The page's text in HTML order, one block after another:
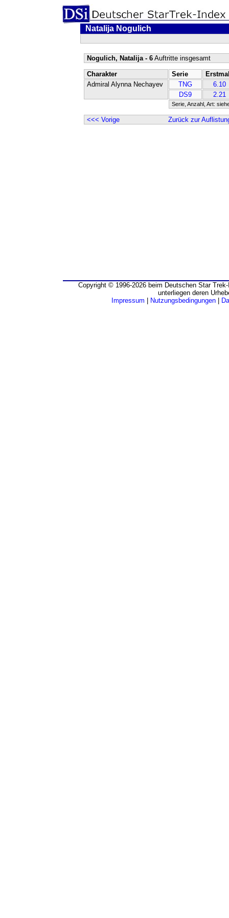
Natalija Nogulich
Nogulich, Natalija - 6Auftritte insgesamt
Charakter Serie
Admiral Alynna Nechayev
TNG
6.10
DS9
2.21
Serie, Anzahl, Art:
<<< Vorige Zurück zur
Copyright © 1996-2026 beim Deutschen Star
unterliegen deren
Impressum
Nutzungsbedingungen